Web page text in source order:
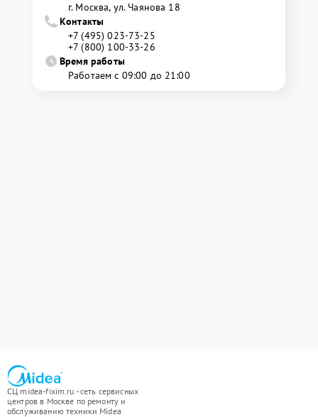
г. Москва, ул. Чаянова 18
Контакты
+7 (495) 023-73-25
+7 (800) 100-33-26
Время работы
Работаем с 09:00 до 21:00
СЦ midea-fixim.ru - сеть сервисных
центров в Москве по ремонту и
обслуживанию техники Midea